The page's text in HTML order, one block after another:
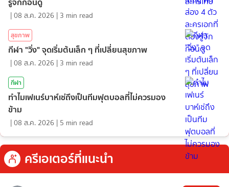
|08 ส.ค. 2026 | 3 min read
สุขภาพ
กีฬา "วิ่ง" จุดเริ่มต้นเล็ก ๆ ที่เปลี่ยนสุขภาพ
|08 ส.ค. 2026 | 3 min read
กีฬา
ทำไมเฟเนร์บาห์เช่ถึงเป็นทีมฟุตบอลที่ไม่ควรมอง
ข้าม
|08 ส.ค. 2026 | 5 min read
ครีเอเตอร์ที่แนะนำ